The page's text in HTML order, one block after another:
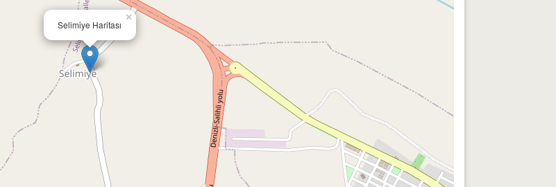
Selimiye Haritası
×